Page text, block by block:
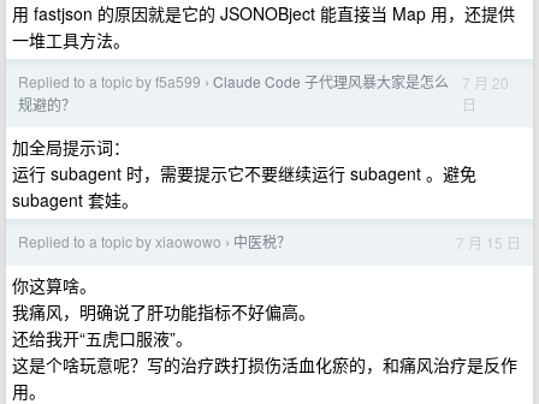
用 fastjson 的原因就是它的 JSONOBject 能直接当 Map 用，还提供
一堆工具方法。
Replied to a topic by f5a599 › Claude Code 子代理风暴大家是怎么
规避的？
7 月 20
日
加全局提示词：
运行 subagent 时，需要提示它不要继续运行 subagent 。避免
subagent 套娃。
Replied to a topic by xiaowowo › 中医税？ 7 月 15 日
你这算啥。
我痛风，明确说了肝功能指标不好偏高。
还给我开“五虎口服液”。
这是个啥玩意呢？写的治疗跌打损伤活血化瘀的，和痛风治疗是反作
用。